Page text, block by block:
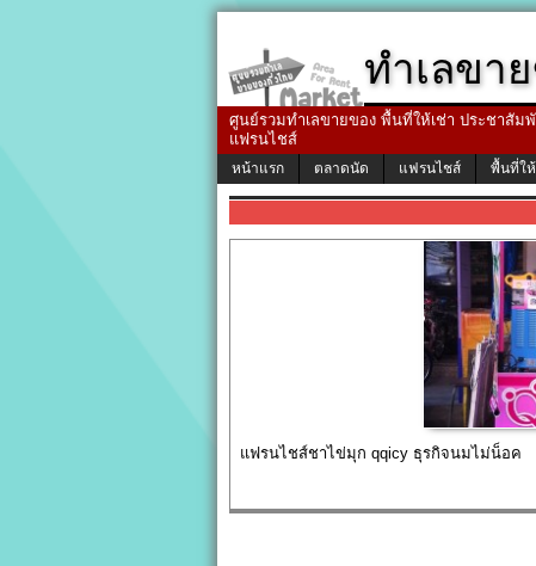
ทำเลขา
ศูนย์รวมทำเลขายของ พื้นที่ให้เช่า ประชาสั
แฟรนไชส์
หน้าแรก ตลาดนัด แฟรนไชส์ พื้นที่ให้
แฟรนไชส์ชาไข่มุก qqicy ธุรกิจนมไม่น็อค